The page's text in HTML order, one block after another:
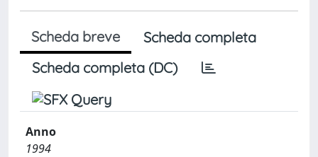
Scheda breve
Scheda completa
Scheda completa (DC)
Anno
1994